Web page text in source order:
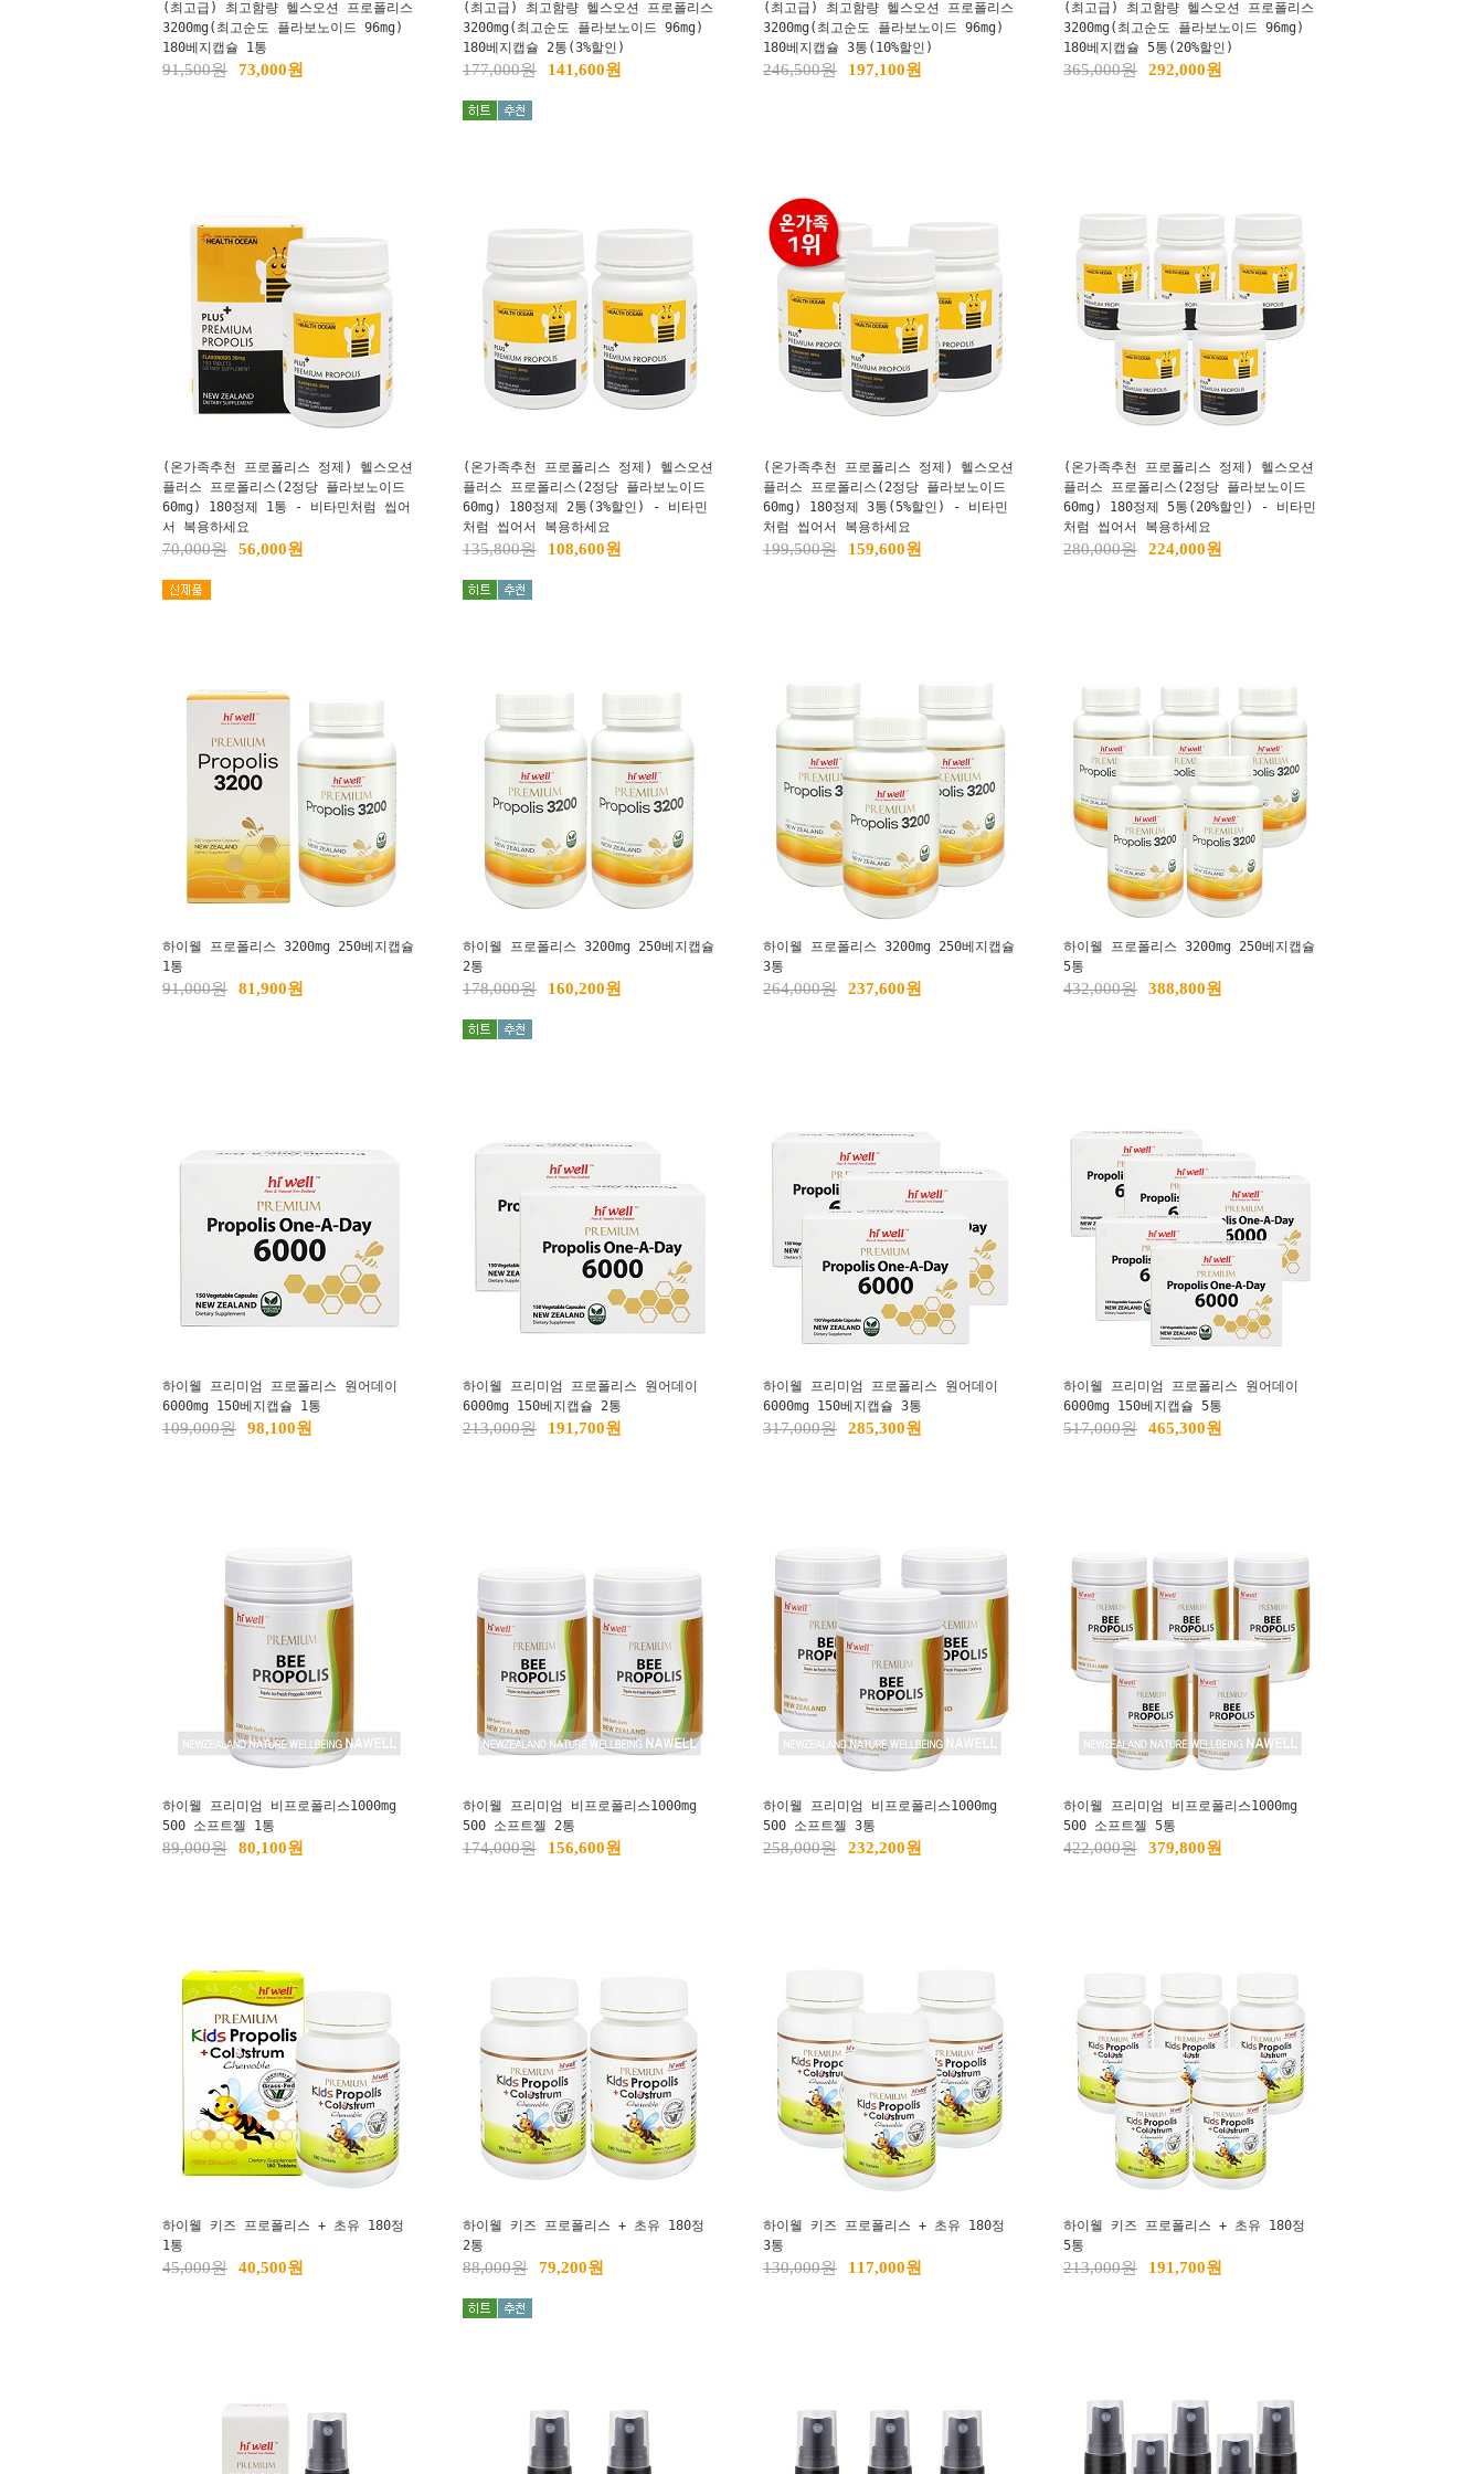
(최고급) 최고함량 헬스오션 프로폴리스
3200mg(최고순도 플라보노이드 96mg)
180베지캡슐 1통
91,500원 73,000원
(최고급) 최고함량 헬스오션 프로폴리스
3200mg(최고순도 플라보노이드 96mg)
180베지캡슐 2통(3%할인)
177,000원 141,600원
(최고급) 최고함량 헬스오션 프로폴리스
3200mg(최고순도 플라보노이드 96mg)
180베지캡슐 3통(10%할인)
246,500원 197,100원
(최고급) 최고함량 헬스오션 프로폴리스
3200mg(최고순도 플라보노이드 96mg)
180베지캡슐 5통(20%할인)
365,000원 292,000원
(온가족추천 프로폴리스 정제) 헬스오션
플러스 프로폴리스(2정당 플라보노이드
60mg) 180정제 1통 - 비타민처럼 씹어
서 복용하세요
70,000원 56,000원
(온가족추천 프로폴리스 정제) 헬스오션
플러스 프로폴리스(2정당 플라보노이드
60mg) 180정제 2통(3%할인) - 비타민
처럼 씹어서 복용하세요
135,800원 108,600원
(온가족추천 프로폴리스 정제) 헬스오션
플러스 프로폴리스(2정당 플라보노이드
60mg) 180정제 3통(5%할인) - 비타민
처럼 씹어서 복용하세요
199,500원 159,600원
(온가족추천 프로폴리스 정제) 헬스오션
플러스 프로폴리스(2정당 플라보노이드
60mg) 180정제 5통(20%할인) - 비타민
처럼 씹어서 복용하세요
280,000원 224,000원
하이웰 프로폴리스 3200mg 250베지캡슐
1통
91,000원 81,900원
하이웰 프로폴리스 3200mg 250베지캡슐
2통
178,000원 160,200원
하이웰 프로폴리스 3200mg 250베지캡슐
3통
264,000원 237,600원
하이웰 프로폴리스 3200mg 250베지캡슐
5통
432,000원 388,800원
하이웰 프리미엄 프로폴리스 원어데이
6000mg 150베지캡슐 1통
109,000원 98,100원
하이웰 프리미엄 프로폴리스 원어데이
6000mg 150베지캡슐 2통
213,000원 191,700원
하이웰 프리미엄 프로폴리스 원어데이
6000mg 150베지캡슐 3통
317,000원 285,300원
하이웰 프리미엄 프로폴리스 원어데이
6000mg 150베지캡슐 5통
517,000원 465,300원
하이웰 프리미엄 비프로폴리스1000mg
500 소프트젤 1통
89,000원 80,100원
하이웰 프리미엄 비프로폴리스1000mg
500 소프트젤 2통
174,000원 156,600원
하이웰 프리미엄 비프로폴리스1000mg
500 소프트젤 3통
258,000원 232,200원
하이웰 프리미엄 비프로폴리스1000mg
500 소프트젤 5통
422,000원 379,800원
하이웰 키즈 프로폴리스 + 초유 180정
1통
45,000원 40,500원
하이웰 키즈 프로폴리스 + 초유 180정
2통
88,000원 79,200원
하이웰 키즈 프로폴리스 + 초유 180정
3통
130,000원 117,000원
하이웰 키즈 프로폴리스 + 초유 180정
5통
213,000원 191,700원